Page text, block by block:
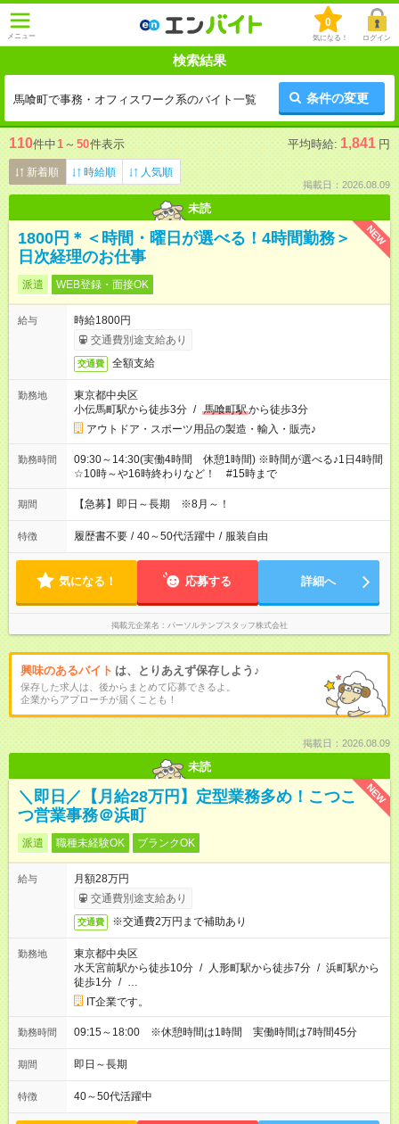
メニュー
0
気になる！ ログイン
検索結果
馬喰町で事務・オフィスワーク系のバイト一覧 条件の変更
110件中1 ～ 50件表示 平均時給: 1,841 円
新着順 時給順 人気順
掲載日：2026.08.09
未読
NEW
1800円＊＜時間・曜日が選べる！4時間勤務＞
日次経理のお仕事
派遣 WEB登録・面接OK
給与
時給1800円
交通費別途支給あり
交通費 全額支給
勤務地
東京都中央区
小伝馬町駅から徒歩3分 / 馬喰町駅から徒歩3分
アウトドア・スポーツ用品の製造・輸入・販売♪
勤務時間
09:30～14:30(実働4時間 休憩1時間) ※時間が選べる♪1日4時間
☆10時～や16時終わりなど！ #15時まで
期間 【急募】即日～長期 ※8月～！
特徴 履歴書不要 / 40～50代活躍中 / 服装自由
気になる！ 応募する 詳細へ
掲載元企業名 パーソルテンプスタッフ株式会社
興味のあるバイト は、とりあえず保存しよう♪
保存した求人は、後からまとめて応募できるよ。
企業からアプローチが届くことも！
掲載日：2026.08.09
未読
NEW
＼即日／【月給28万円】定型業務多め！こつこ
つ営業事務＠浜町
派遣 職種未経験OK ブランクOK
給与
月額28万円
交通費別途支給あり
交通費 ※交通費2万円まで補助あり
勤務地
東京都中央区
水天宮前駅から徒歩10分 / 人形町駅から徒歩7分 / 浜町駅から
徒歩1分 / …
IT企業です。
勤務時間 09:15～18:00 ※休憩時間は1時間 実働時間は7時間45分
期間 即日～長期
特徴 40～50代活躍中